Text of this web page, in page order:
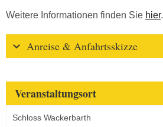
Weitere Informationen finden Sie hier.
Anreise & Anfahrtsskizze
Veranstaltungsort
Schloss Wackerbarth